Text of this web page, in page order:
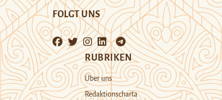
FOLGT UNS
RUBRIKEN
Über uns
Redaktionscharta